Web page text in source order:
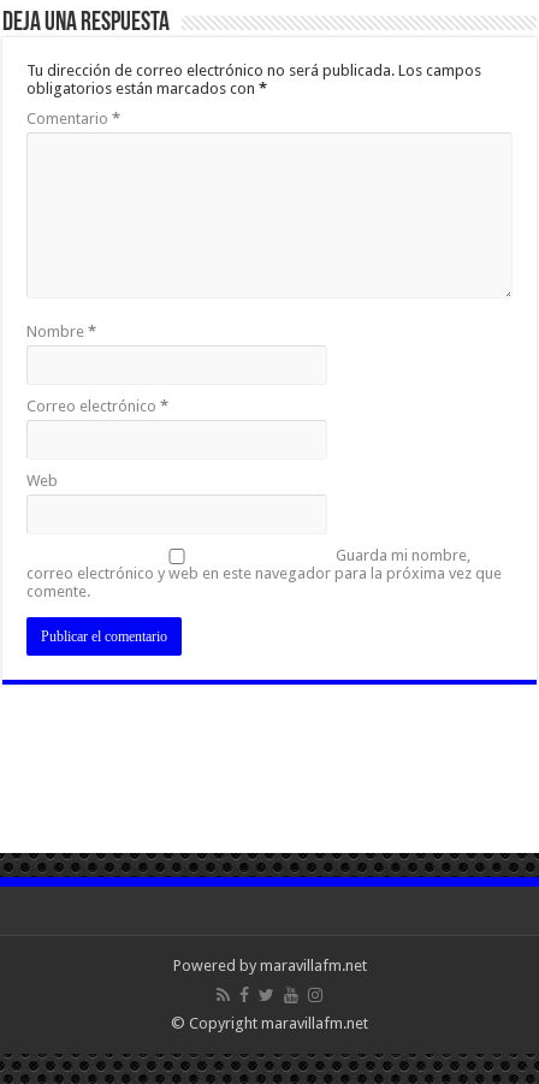
Deja una respuesta
Tu dirección de correo electrónico no será publicada. Los campos
obligatorios están marcados con*
Comentario*
Nombre*
Correo electrónico*
Web
Guarda mi nombre,
correo electrónico y web en este navegador para la próxima vez que
comente.
Powered by maravillafm.net
© Copyright maravillafm.net